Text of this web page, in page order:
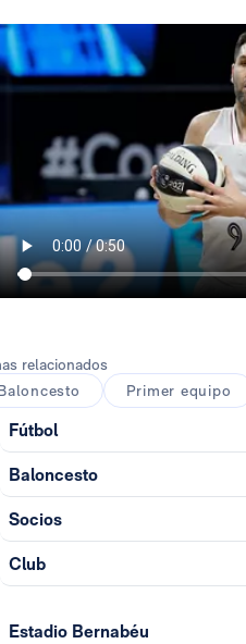
relacionados
Primer equipo
Fútbol
Baloncesto
Socios
Club
Estadio Bernabéu